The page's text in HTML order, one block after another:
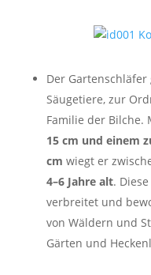
Der
Säugetiere, zur
Familie der Bilche.
15 cm und einem
cm wiegt er
4–6 Jahre alt.
verbreitet und
von Wäldern und
Gärten und